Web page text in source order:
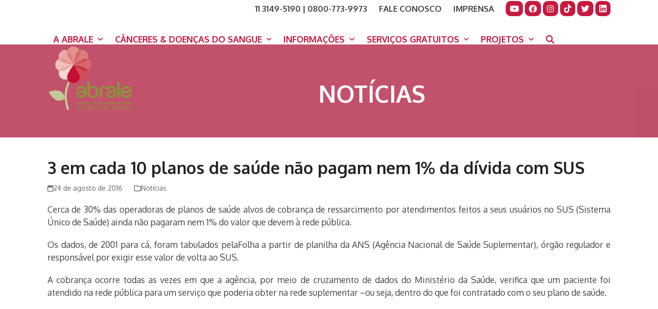
11 3149-5190 | 0800-773-9973 FALE CONOSCO
IMPRENSA
A ABRALE CÂNCERES & DOENÇAS DO SANGUE INFORMAÇÕES SERVIÇOS GRATUITOS PROJETOS
NOTÍCIAS
3 em cada 10 planos de saúde não pagam nem 1% da dívida com SUS
24 de agosto de 2016 Notícias
Cerca de 30% das operadoras de planos de saúde alvos de cobrança de ressarcimento por atendimentos feitos a seus usuários no SUS (Sistema
Único de Saúde) ainda não pagaram nem 1% do valor que devem à rede pública.
Os dados, de 2001 para cá, foram tabulados pelaFolha a partir de planilha da ANS (Agência Nacional de Saúde Suplementar), órgão regulador e
responsável por exigir esse valor de volta ao SUS.
A cobrança ocorre todas as vezes em que a agência, por meio de cruzamento de dados do Ministério da Saúde, verifica que um paciente foi
atendido na rede pública para um serviço que poderia obter na rede suplementar –ou seja, dentro do que foi contratado com o seu plano de saúde.